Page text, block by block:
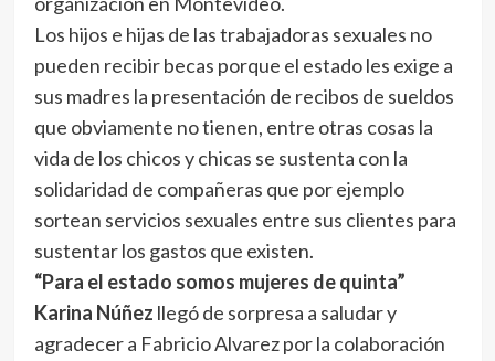
Los hijos e hijas de las trabajadoras sexuales no
pueden recibir becas porque el estado les exige a
sus madres la presentación de recibos de sueldos
que obviamente no tienen, entre otras cosas la
vida de los chicos y chicas se sustenta con la
solidaridad de compañeras que por ejemplo
sortean servicios sexuales entre sus clientes para
sustentar los gastos que existen.
“Para el estado somos mujeres de quinta”
Karina Núñez llegó de sorpresa a saludar y
agradecer a Fabricio Alvarez por la colaboración